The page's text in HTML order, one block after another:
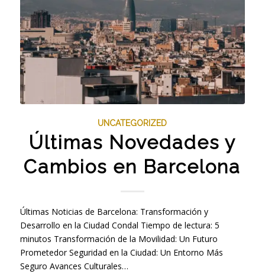
UNCATEGORIZED
Últimas Novedades y
Cambios en Barcelona
Últimas Noticias de Barcelona: Transformación y
Desarrollo en la Ciudad Condal Tiempo de lectura: 5
minutos Transformación de la Movilidad: Un Futuro
Prometedor Seguridad en la Ciudad: Un Entorno Más
Seguro Avances Culturales…